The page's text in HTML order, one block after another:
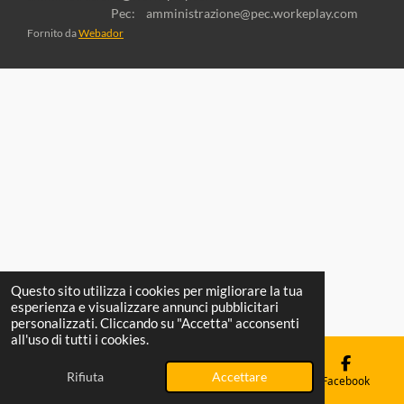
Questo sito utilizza i cookies per migliorare la tua
esperienza e visualizzare annunci pubblicitari
personalizzati. Cliccando su "Accetta" acconsenti
all'uso di tutti i cookies.
Rifiuta Accettare
Pec: amministrazione@pec.workeplay.com
Fornito daWebador
Email Mappa Facebook